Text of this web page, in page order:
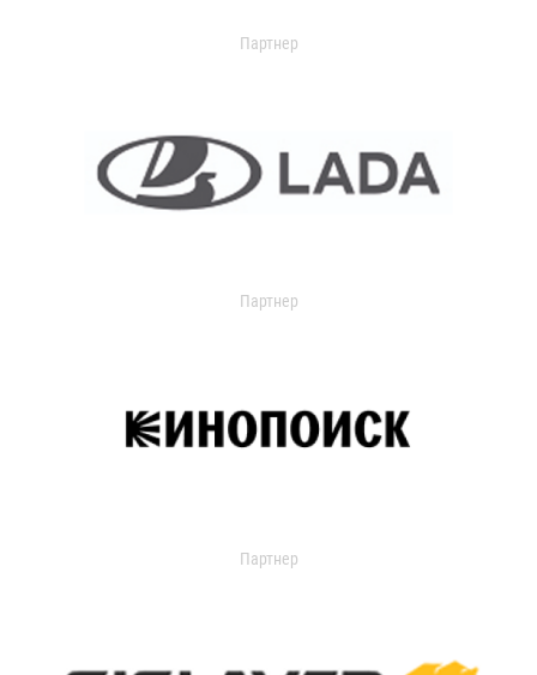
Партнер
Партнер
Партнер